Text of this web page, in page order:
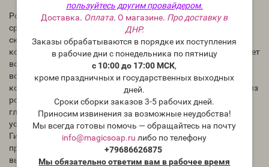
пользуйтесь другим провайдером.
Доставка. Оплата.О магазине. Про доставку в
ДНР.
Заказы обрабатываются в порядке их поступления
в рабочие дни с понедельника по пятницу
с 10:00 до 17:00 МСК,
кроме праздничных и государственных выходных
дней.
Сроки сборки заказов 3-5 рабочих дней.
Приносим извинения за возможные неудобства!
Мы всегда готовы помочь — обращайтесь на почту
info@magicsoap.ru либо по телефону
+79686626875
Мы обязательно ответим вам в рабочее время
Розовая вода является непревзойденным косметическим
средством для ухода за кожей лица, особенно сухой и
склонной к раннему старению. Стимулирует регенерацию
кожи, способствует разглаживанию морщин, восстанавливает
водный баланс кожи и укрепляет капилляры. Также розовая
вода нормализует работу сальных и потовых желез, придает
коже красивый ровный цвет и здоровое сияние. Компрессы из
розовой воды способствуют рассасыванию «мешков» под
глазами и устранению темных кругов, снимают напряжение
уставших глаз. Повышает тонус и эластичность кожи.
Гидролат розы улучшает состояние кожи после длительного
прибывания на солнце, при раздражениях, покраснениях и
высыпаниях.